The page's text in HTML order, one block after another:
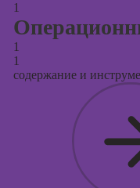
1
1
1
содержание и